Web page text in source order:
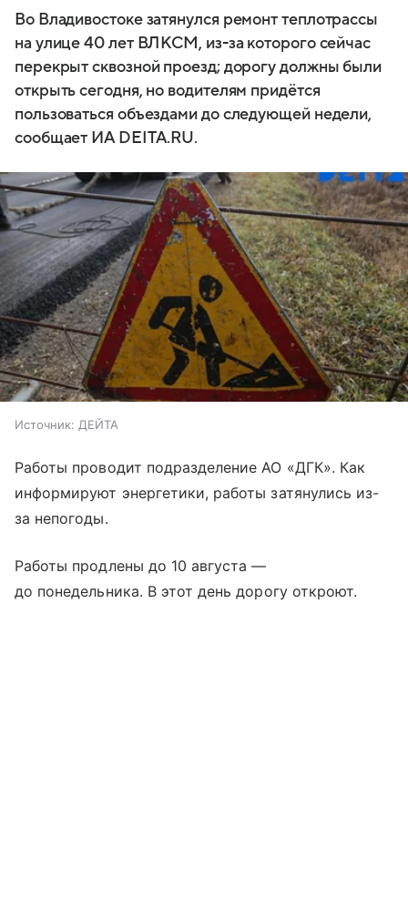
Во Владивостоке затянулся ремонт теплотрассы
на улице 40 лет ВЛКСМ, из-за которого сейчас
перекрыт сквозной проезд; дорогу должны были
открыть сегодня, но водителям придётся
пользоваться объездами до следующей недели,
сообщает ИА DEITA.RU.
Источник: ДЕЙТА
Работы проводит подразделение АО «ДГК». Как
информируют энергетики, работы затянулись из-
за непогоды.
Работы продлены до 10 августа —
до понедельника. В этот день дорогу откроют.